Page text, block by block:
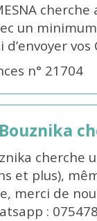
un
d’envoyer
n° 21704
cherche
et plus),
merci de
: